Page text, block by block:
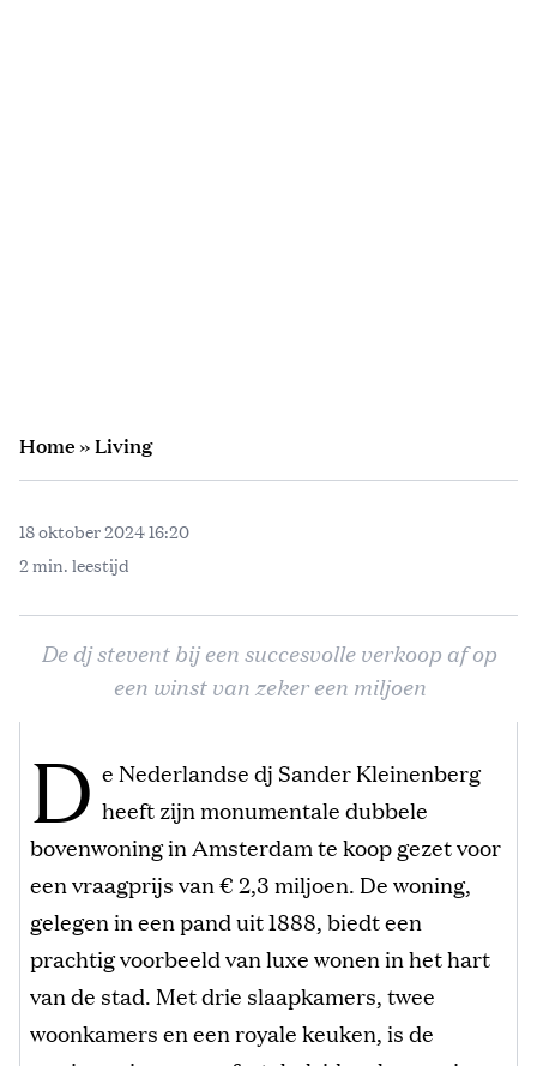
Home»Living
18 oktober 2024 16:20
2 min. leestijd
De dj stevent bij een succesvolle verkoop af op
een winst van zeker een miljoen
D e Nederlandse dj Sander Kleinenberg
heeft zijn monumentale dubbele
bovenwoning in Amsterdam te koop gezet voor
een vraagprijs van € 2,3 miljoen. De woning,
gelegen in een pand uit 1888, biedt een
prachtig voorbeeld van luxe wonen in het hart
van de stad. Met drie slaapkamers, twee
woonkamers en een royale keuken, is de